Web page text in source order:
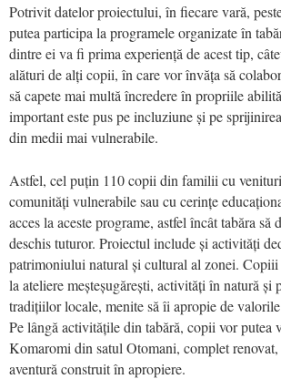
Potrivit datelor proiectului, în fiecare vară,
putea participa la programele organizate în
dintre ei va fi prima experiență de acest tip,
alături de alți copii, în care vor învăța să
să capete mai multă încredere în propriile
important este pus pe incluziune și pe
din medii mai vulnerabile.
Astfel, cel puțin 110 copii din familii cu
comunități vulnerabile sau cu cerințe
acces la aceste programe, astfel încât tabăra să
deschis tuturor. Proiectul include și activități
patrimoniului natural și cultural al zonei. Copiii
la ateliere meșteșugărești, activități în natură și
tradițiilor locale, menite să îi apropie de
Pe lângă activitățile din tabără, copii vor putea
Komaromi din satul Otomani, complet
aventură construit în apropiere.